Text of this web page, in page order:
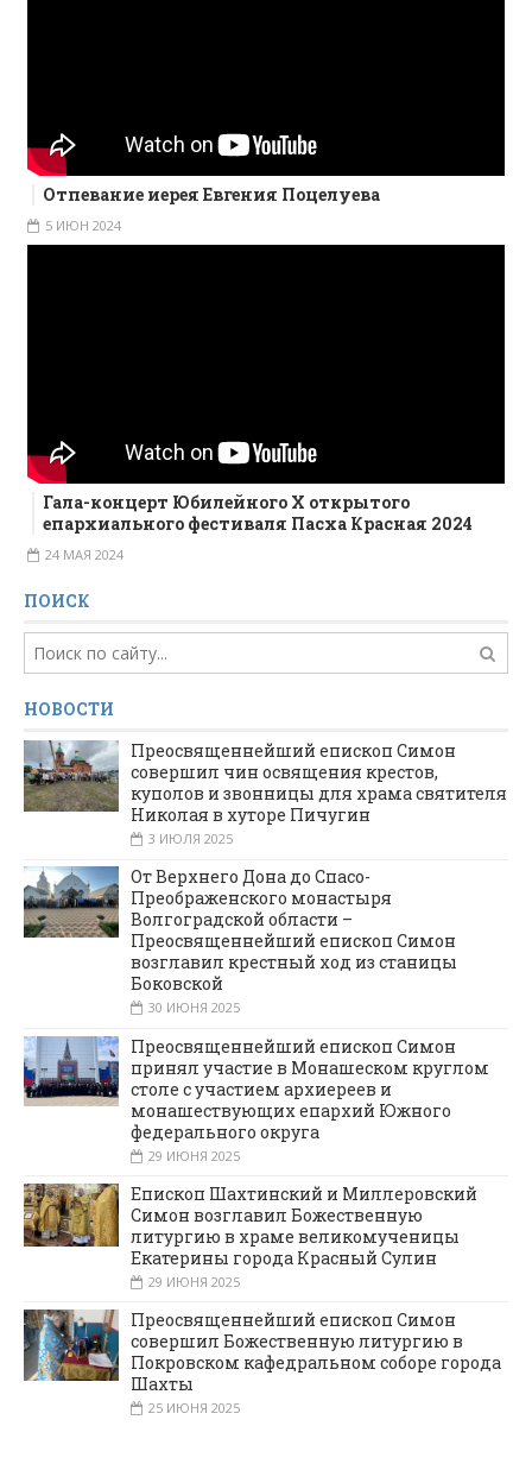
Отпевание иерея Евгения Поцелуева
5 ИЮН 2024
Гала-концерт Юбилейного X открытого
епархиального фестиваля Пасха Красная 2024
24 МАЯ 2024
ПОИСК
НОВОСТИ
Преосвященнейший епископ Симон
совершил чин освящения крестов,
куполов и звонницы для храма святителя
Николая в хуторе Пичугин
3 ИЮЛЯ 2025
От Верхнего Дона до Спасо-
Преображенского монастыря
Волгоградской области –
Преосвященнейший епископ Симон
возглавил крестный ход из станицы
Боковской
30 ИЮНЯ 2025
Преосвященнейший епископ Симон
принял участие в Монашеском круглом
столе с участием архиереев и
монашествующих епархий Южного
федерального округа
29 ИЮНЯ 2025
Епископ Шахтинский и Миллеровский
Симон возглавил Божественную
литургию в храме великомученицы
Екатерины города Красный Сулин
29 ИЮНЯ 2025
Преосвященнейший епископ Симон
совершил Божественную литургию в
Покровском кафедральном соборе города
Шахты
25 ИЮНЯ 2025